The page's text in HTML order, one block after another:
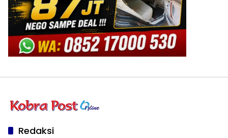
Redaksi